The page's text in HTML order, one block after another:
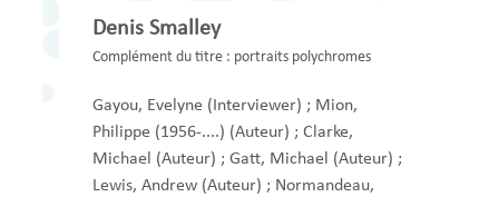
mobile
mobile
J'ai oublié mon mot de passe
LECTURES A VUE
FONDS CDMC-MMC
Denis Smalley
Complément du titre : portraits polychromes
Gayou, Evelyne (Interviewer) ; Mion,
Philippe (1956-....) (Auteur) ;Clarke,
Michael (Auteur) ;Gatt, Michael (Auteur) ;
Lewis, Andrew (Auteur) ; Normandeau,